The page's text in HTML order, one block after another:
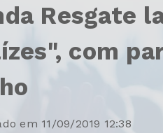
Resgate
com
em 11/09/2019 12:38